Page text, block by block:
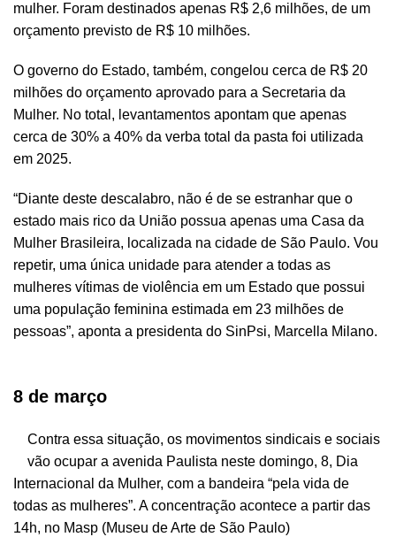
mulher. Foram destinados apenas R$ 2,6 milhões, de um
orçamento previsto de R$ 10 milhões.
O governo do Estado, também, congelou cerca de R$ 20
milhões do orçamento aprovado para a Secretaria da
Mulher. No total, levantamentos apontam que apenas
cerca de 30% a 40% da verba total da pasta foi utilizada
em 2025.
“Diante deste descalabro, não é de se estranhar que o
estado mais rico da União possua apenas uma Casa da
Mulher Brasileira, localizada na cidade de São Paulo. Vou
repetir, uma única unidade para atender a todas as
mulheres vítimas de violência em um Estado que possui
uma população feminina estimada em 23 milhões de
pessoas”, aponta a presidenta do SinPsi, Marcella Milano.
8 de março
Contra essa situação, os movimentos sindicais e sociais
vão ocupar a avenida Paulista neste domingo, 8, Dia
Internacional da Mulher, com a bandeira “pela vida de
todas as mulheres”. A concentração acontece a partir das
14h, no Masp (Museu de Arte de São Paulo)